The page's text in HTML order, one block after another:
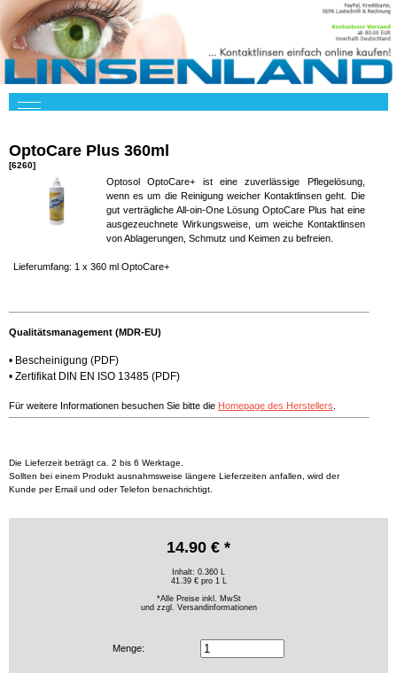
OptoCare Plus 360ml
[6260]
Optosol OptoCare+ ist eine zuverlässige Pflegelösung,
wenn es um die Reinigung weicher Kontaktlinsen geht. Die
gut verträgliche All-oin-One Lösung OptoCare Plus hat eine
ausgezeuchnete Wirkungsweise, um weiche Kontaktlinsen
von Ablagerungen, Schmutz und Keimen zu befreien.
Lieferumfang: 1 x 360 ml OptoCare+
Qualitätsmanagement (MDR-EU)
• Bescheinigung (PDF)
• Zertifikat DIN EN ISO 13485 (PDF)
Für weitere Informationen besuchen Sie bitte die Homepage des Herstellers
Die Lieferzeit beträgt ca. 2 bis 6 Werktage.
Sollten bei einem Produkt ausnahmsweise längere Lieferzeiten anfallen, wird der
Kunde per Email und oder Telefon benachrichtigt.
14.90 € *
Inhalt: 0.360 L
41.39 € pro 1 L
*Alle Preise inkl. MwSt
und zzgl. Versandinformationen
Menge: